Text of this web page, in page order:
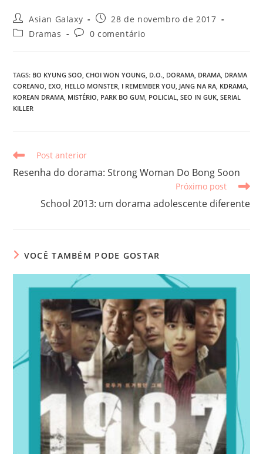
Autor
do
post:
Asian Galaxy
Post
publicado:
28 de novembro de 2017
Categoria
Dramas
Comentários
0 comentário
TAGS: BO KYUNG SOO, CHOI WON YOUNG, D.O., DORAMA, DRAMA, DRAMA
COREANO, EXO, HELLO MONSTER, I REMEMBER YOU, JANG NA RA, KDRAMA,
KOREAN DRAMA, MISTÉRIO, PARK BO GUM, POLICIAL, SEO IN GUK, SERIAL
KILLER
Leia
artigos
Post anterior
Resenha do dorama: Strong Woman Do Bong Soon
Próximo post
School 2013: um dorama adolescente diferente
VOCÊ TAMBÉM PODE GOSTAR